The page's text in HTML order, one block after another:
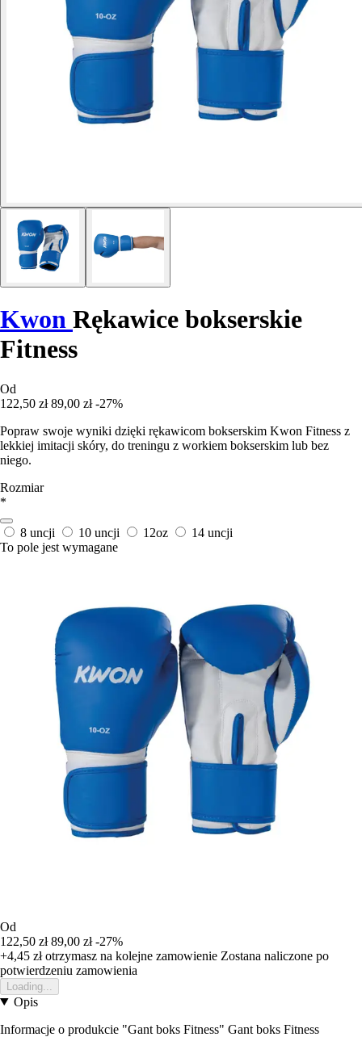
Kwon Rękawice bokserskie
Fitness
Od
122,50 zł 89,00 zł -27%
Popraw swoje wyniki dzięki rękawicom bokserskim Kwon Fitness z
lekkiej imitacji skóry, do treningu z workiem bokserskim lub bez
niego.
Rozmiar
*
8 uncji 10 uncji 12oz
14 uncji
To pole jest wymagane
Od
122,50 zł 89,00 zł -27%
+4,45 złotrzymasz na kolejne zamowienie Zostana naliczone po
potwierdzeniu zamowienia
Loading...
Opis
Informacje o produkcie "Gant boks Fitness" Gant boks Fitness